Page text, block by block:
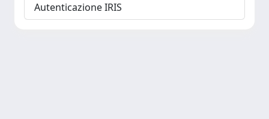
Autenticazione IRIS